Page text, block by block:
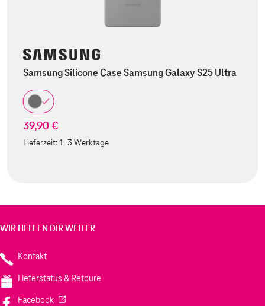
Samsung Silicone Case Samsung Galaxy S25 Ultra
39,90 €
Lieferzeit:1-3 Werktage
WIR HELFEN DIR WEITER
Kontakt
Lieferstatus & Retoure
Facebook(Wird in einem neuen Tab geöffnet)